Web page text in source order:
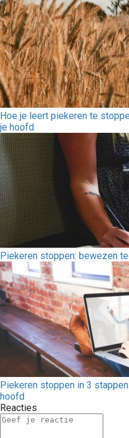
Hoe je leert piekeren te
je hoofd
Piekeren stoppen: bewezen
Piekeren stoppen in 3
hoofd
Reacties